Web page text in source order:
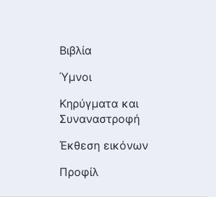
Βιβλία
Ύμνοι
Κηρύγματα και
Συναναστροφή
Έκθεση εικόνων
Προφίλ